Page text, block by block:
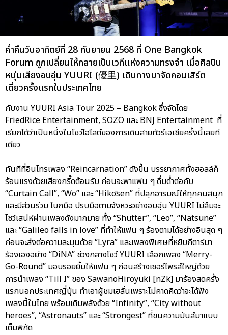
ค่ำคืนวันอาทิตย์ที่ 28 กันยายน 2568 ที่ One Bangkok
Forum ถูกเปลี่ยนให้กลายเป็นเวทีแห่งความทรงจำ เมื่อศิลปิน
หนุ่มเสียงอบอุ่น YUURI (優里) เดินทางมาจัดคอนเสิร์ต
เดี่ยวครั้งแรกในประเทศไทย
กับงาน YUURI Asia Tour 2025 – Bangkok ซึ่งจัดโดย
FriedRice Entertainment, SOZO และ BNJ Entertainment ที่
เรียกได้ว่าเป็นหนึ่งในโชว์ไฮไลต์ของการเดินสายทัวร์เอเชียครั้งนี้เลยที
เดียว
ทันทีที่อินโทรเพลง “Reincarnation” ดังขึ้น บรรยากาศทั้งฮอลล์ก็
ร้อนแรงด้วยเสียงกรี๊ดต้อนรับ ก่อนจะพาแฟน ๆ ดื่มด่ำต่อกับ
“Curtain Call”, “Wo” และ “Hikōsen” ที่ปลุกอารมณ์ให้ทุกคนสนุก
และมีส่วนร่วม โบกมือ ปรบมือตามจังหวะอย่างอบอุ่น YUURI ไม่ลืมจะ
โชว์เสน่ห์ผ่านเพลงดังมากมาย ทั้ง “Shutter”, “Leo”, “Natsune”
และ “Galileo falls in love” ที่ทำให้แฟน ๆ ร้องตามได้อย่างอินสุด ๆ
ก่อนจะส่งต่อความละมุนด้วย “Lyra” และเพลงพิเศษที่หยิบกีตาร์มา
ร้องเองอย่าง “DiNA” ช่วงกลางโชว์ YUURI เลือกเพลง “Merry-
Go-Round” มอบรอยยิ้มให้แฟน ๆ ก่อนสร้างเซอร์ไพรส์ใหญ่ด้วย
การนำเพลง “Till I” ของ SawanoHiroyuki [nZk] มาร้องสดครั้ง
แรกนอกประเทศญี่ปุ่น ทำเอาผู้ชมเฮลั่นเพราะไม่คาดคิดว่าจะได้ฟัง
เพลงนี้ในไทย พร้อมเติมพลังด้วย “Infinity”, “City without
heroes”, “Astronauts” และ “Strongest” ที่ขนความมันส์มาแบบ
เต็มพิกัด